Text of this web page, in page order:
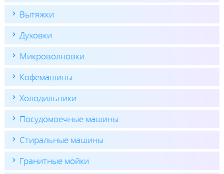
Вытяжки
Духовки
Микроволновки
Кофемашины
Холодильники
Посудомоечные машины
Стиральные машины
Гранитные мойки